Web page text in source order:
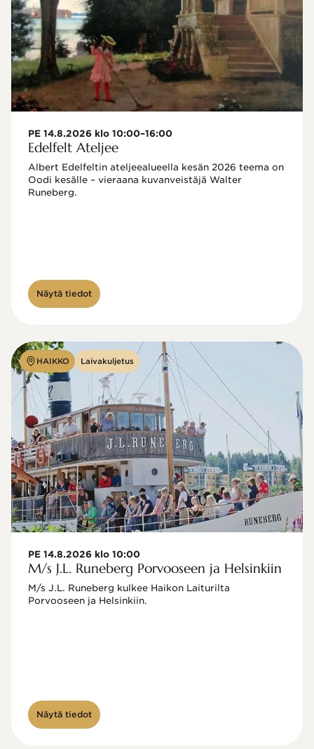
PE 14.8.2026 klo 10:00–16:00
Edelfelt Ateljee
Albert Edelfeltin ateljeealueella kesän 2026 teema on
Oodi kesälle – vieraana kuvanveistäjä Walter
Näytä tiedot
HAIKKO Laivakuljetus
PE 14.8.2026 klo 10:00
M/s J.L. Runeberg Porvooseen ja Helsinkiin
M/s J.L. Runeberg kulkee Haikon Laiturilta
Porvooseen ja Helsinkiin.
Näytä tiedot